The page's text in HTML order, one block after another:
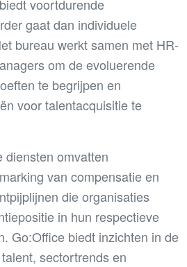
voortdurende
gaat dan individuele
bureau werkt samen met HR-
om de evoluerende
te begrijpen en
voor talentacquisitie te
diensten omvatten
van compensatie en
die organisaties
in hun respectieve
Go:Office biedt inzichten in de
sectortrends en